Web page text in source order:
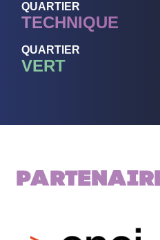
QUARTIER
TECHNIQUE
QUARTIER
VERT